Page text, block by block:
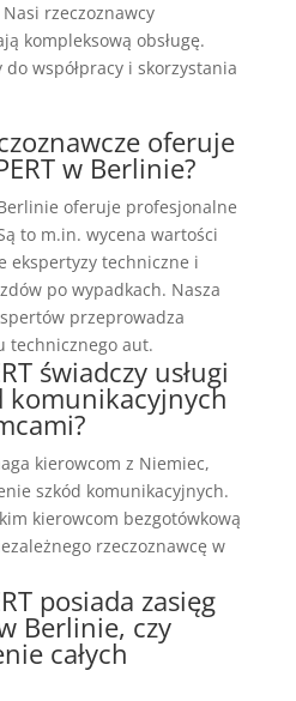
rzeczoznawcy
kompleksową obsługę.
współpracy i skorzystania
oferuje
w Berlinie?
Berlinie oferuje profesjonalne
to m.in. wycena wartości
ekspertyzy techniczne i
po wypadkach. Nasza
przeprowadza
technicznego aut.
świadczy usługi
komunikacyjnych
kierowcom z Niemiec,
szkód komunikacyjnych.
kierowcom bezgotówkową
rzeczoznawcę w
posiada zasięg
Berlinie, czy
całych